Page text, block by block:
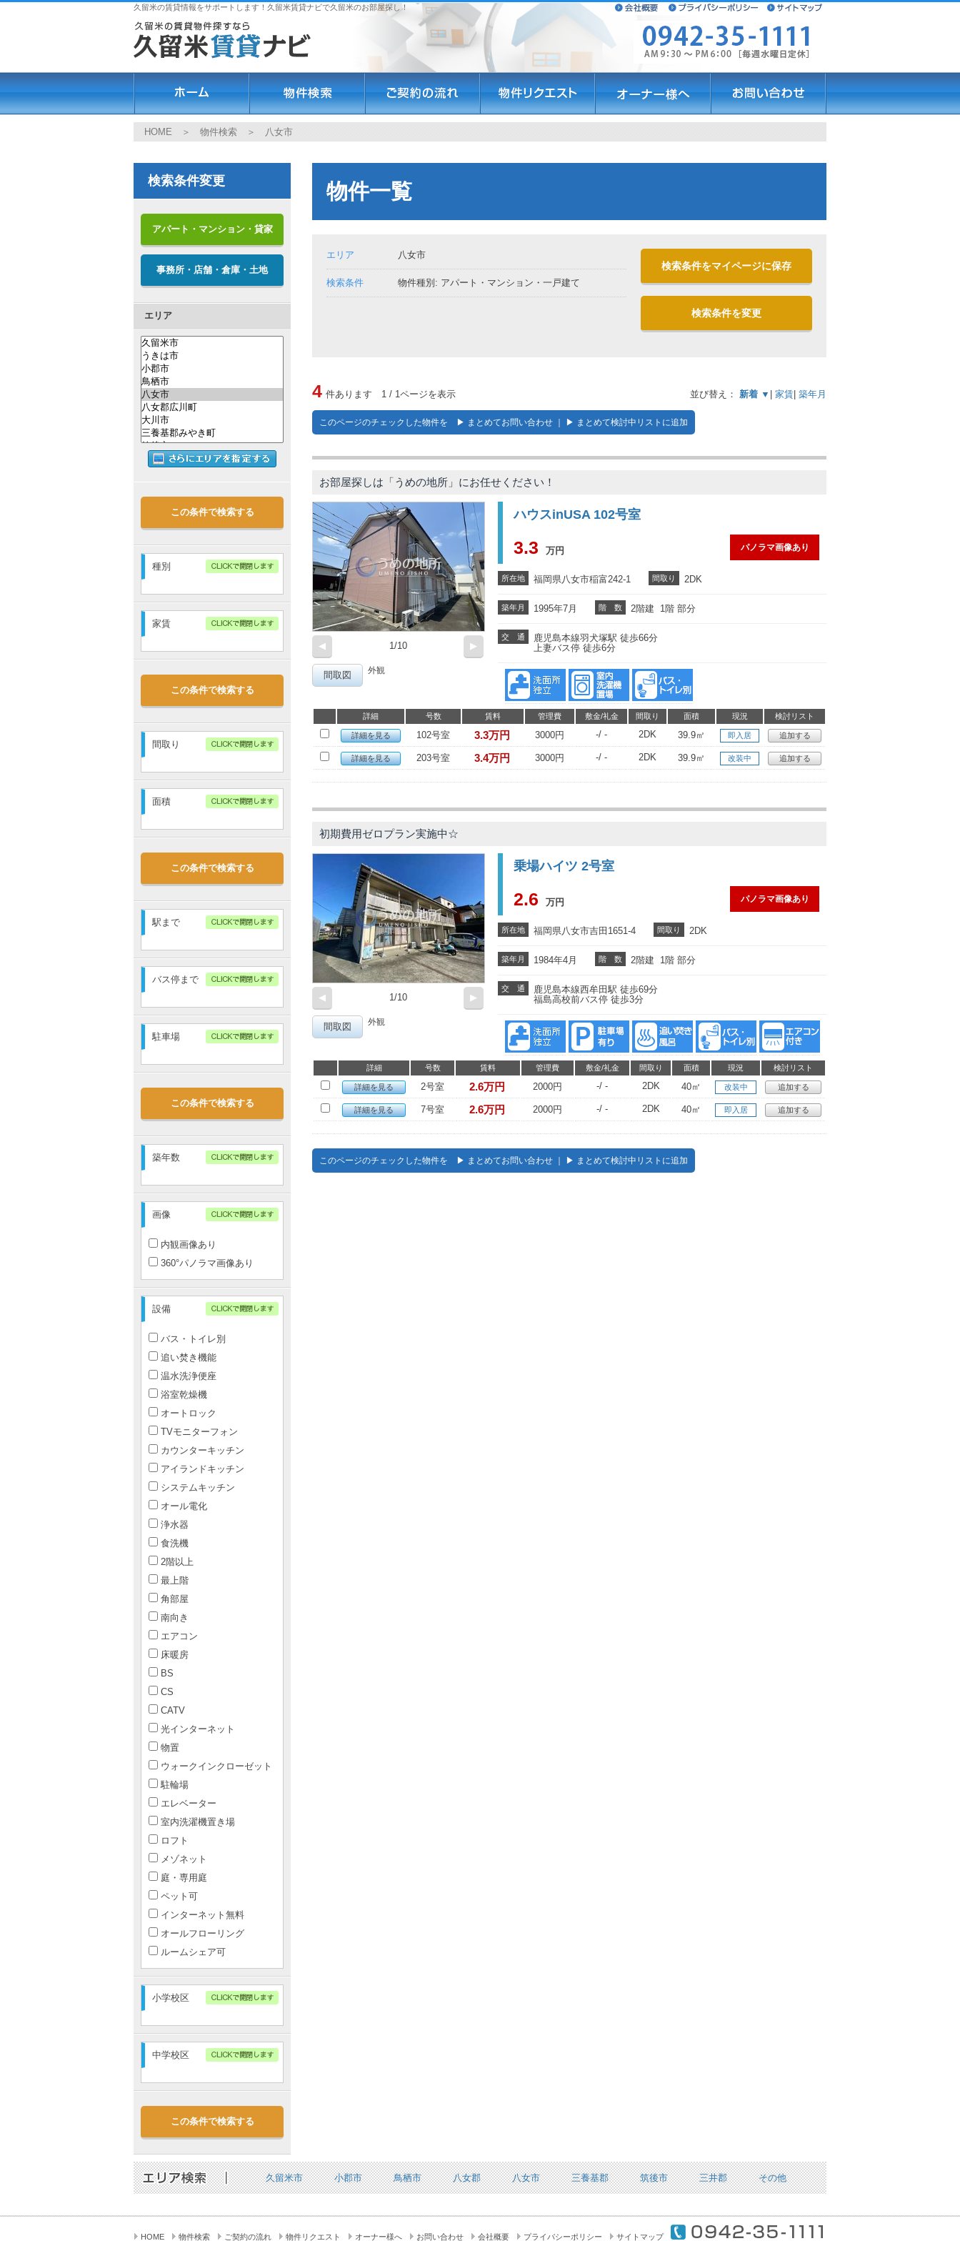
久留米の賃貸情報をサポートします！久留米賃貸ナビで久留米のお部屋探し！
HOME ＞ 物件検索 ＞ 八女市
物件一覧
エリア 八女市
検索条件 物件種別: アパート・マンション・一戸建て
検索条件をマイページに保存
検索条件を変更
4 件あります 1 / 1ページを表示 並び替え： 新着 ▼ 家賃 築年月
このページのチェックした物件を ▶ まとめてお問い合わせ ｜ ▶ まとめて検討中リストに追加
お部屋探しは「うめの地所」にお任せください！
◀ 1/10 ▶
間取図 外観
ハウスinUSA 102号室
3.3 万円 パノラマ画像あり
所在地 福岡県八女市稲富242-1 間取り 2DK
築年月 1995年7月 階 数 2階建 1階 部分
交 通
鹿児島本線羽犬塚駅 徒歩66分
上妻バス停 徒歩6分
詳細 号数 賃料 管理費 敷金/礼金 間取り 面積 現況 検討リスト
詳細を見る 102号室 3.3万円 3000円 -/ - 2DK 39.9㎡ 即入居 追加する
詳細を見る 203号室 3.4万円 3000円 -/ - 2DK 39.9㎡ 改装中 追加する
初期費用ゼロプラン実施中☆
◀ 1/10 ▶
間取図 外観
乗場ハイツ 2号室
2.6 万円 パノラマ画像あり
所在地 福岡県八女市吉田1651-4 間取り 2DK
築年月 1984年4月 階 数 2階建 1階 部分
交 通
鹿児島本線西牟田駅 徒歩69分
福島高校前バス停 徒歩3分
詳細 号数 賃料 管理費 敷金/礼金 間取り 面積 現況 検討リスト
詳細を見る 2号室 2.6万円 2000円 -/ - 2DK 40㎡ 改装中 追加する
詳細を見る 7号室 2.6万円 2000円 -/ - 2DK 40㎡ 即入居 追加する
このページのチェックした物件を ▶ まとめてお問い合わせ ｜ ▶ まとめて検討中リストに追加
検索条件変更
アパート・マンション・貸家
事務所・店舗・倉庫・土地
エリア
この条件で検索する
種別
アパート
マンション
戸建・メゾネット
家賃
～
敷金なし
礼金なし
管理費・共益費込
駐車場代込
この条件で検索する
間取り
1R
1K
1LDK
2DK
2LDK
3K
4K
4DK
4LDK
5K～
面積
～
この条件で検索する
駅まで
指定無し
10分以内
15分以内
バス停まで
指定無し
10分以内
20分以内
駐車場
指定無し
なし
あり
2台以上
この条件で検索する
築年数
画像
内観画像あり
360°パノラマ画像あり
設備
バス・トイレ別
追い焚き機能
温水洗浄便座
浴室乾燥機
オートロック
TVモニターフォン
カウンターキッチン
アイランドキッチン
システムキッチン
オール電化
浄水器
食洗機
2階以上
最上階
角部屋
南向き
エアコン
床暖房
BS
CS
CATV
光インターネット
物置
ウォークインクローゼット
駐輪場
エレベーター
室内洗濯機置き場
ロフト
メゾネット
庭・専用庭
ペット可
インターネット無料
オールフローリング
ルームシェア可
小学校区
中学校区
この条件で検索する
久留米市 小郡市 鳥栖市 八女郡 八女市 三養基郡 筑後市 三井郡 その他
HOME 物件検索 ご契約の流れ 物件リクエスト オーナー様へ お問い合わせ 会社概要 プライバシーポリシー サイトマップ